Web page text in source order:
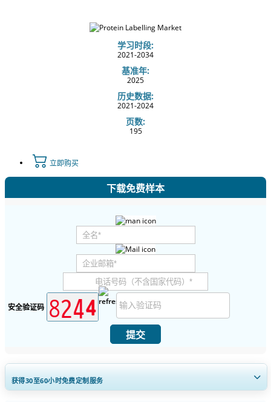
学习时段:
2021-2034
基准年:
2025
历史数据:
2021-2024
页数:
195
立即购买
下载免费样本
安全验证码
提交
获得30至60小时免费定制服务